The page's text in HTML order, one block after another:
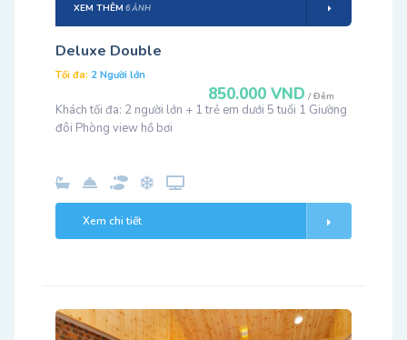
XEM THÊM 6 ẢNH
Deluxe Double
Tối đa: 2 Người lớn
850.000 VND / Đêm
Khách tối đa: 2 người lớn + 1 trẻ em dưới 5 tuổi 1 Giường
đôi Phòng view hồ bơi
Xem chi tiết